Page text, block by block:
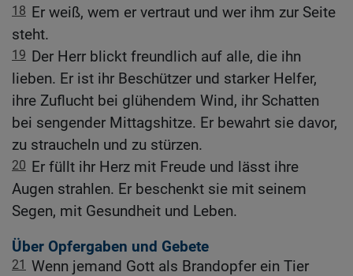
18 Er weiß, wem er vertraut und wer ihm zur Seite
steht.
19 Der Herr blickt freundlich auf alle, die ihn
lieben. Er ist ihr Beschützer und starker Helfer,
ihre Zuflucht bei glühendem Wind, ihr Schatten
bei sengender Mittagshitze. Er bewahrt sie davor,
zu straucheln und zu stürzen.
20 Er füllt ihr Herz mit Freude und lässt ihre
Augen strahlen. Er beschenkt sie mit seinem
Segen, mit Gesundheit und Leben.
Über Opfergaben und Gebete
21 Wenn jemand Gott als Brandopfer ein Tier